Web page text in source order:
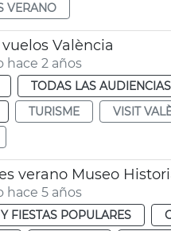
VERANO
València
hace 2 años
TODAS LAS AUDIENCIAS
TURISME VISIT
verano Museo
hace 5 años
FIESTAS POPULARES